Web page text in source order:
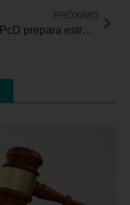
PRÓXIMO
ANAPcD prepara estratégia para cobrar autoridades na Capital Federal